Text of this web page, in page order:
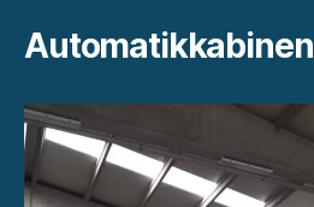
Automatikkabinen